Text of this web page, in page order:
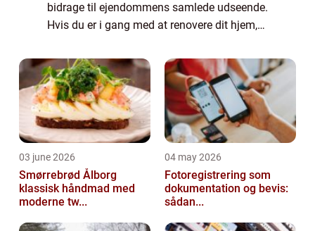
bidrage til ejendommens samlede udseende.
Hvis du er i gang med at renovere dit hjem,
investere i nogle nye døre. I de...
03 june 2026
Smørrebrød Ålborg
klassisk håndmad med
moderne tw...
04 may 2026
Fotoregistrering som
dokumentation og bevis:
sådan...